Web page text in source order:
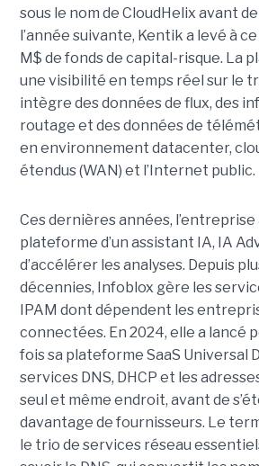
sous le nom de CloudHelix avant
l’année suivante, Kentik a levé à
M$ de fonds de capital-risque. La
une visibilité en temps réel sur le
intègre des données de flux, des
routage et des données de
en environnement datacenter,
étendus (WAN) et l’Internet public.
Ces dernières années, l’entreprise
plateforme d’un assistant IA, IA
d’accélérer les analyses. Depuis
décennies, Infoblox gère les
IPAM dont dépendent les
connectées. En 2024, elle a lancé
fois sa plateforme SaaS Universal
services DNS, DHCP et les
seul et même endroit, avant de
davantage de fournisseurs. Le
le trio de services réseau